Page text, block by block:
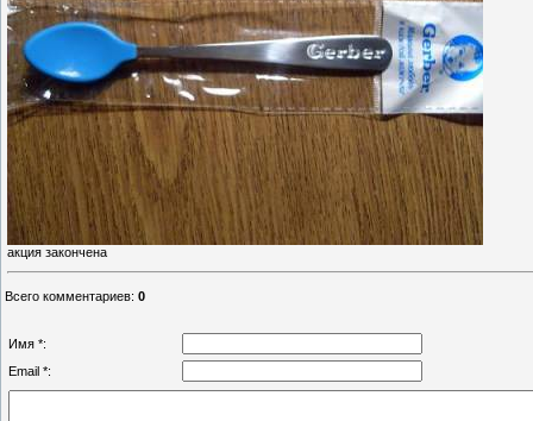
акция закончена
Всего комментариев: 0
Имя *:
Email *: